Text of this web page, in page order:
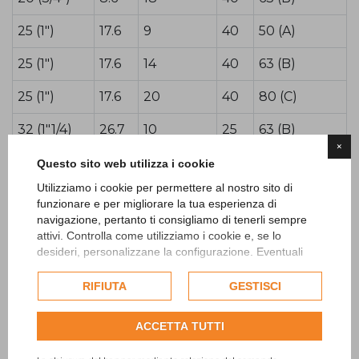
×
Questo sito web utilizza i cookie
Utilizziamo i cookie per permettere al nostro sito di
funzionare e per migliorare la tua esperienza di
navigazione, pertanto ti consigliamo di tenerli sempre
attivi. Controlla come utilizziamo i cookie e, se lo
desideri, personalizzane la configurazione. Eventuali
esclusivamente previa acquisizione del consenso
dell'utente.
Consulta l'informativa cookie completa.
RIFIUTA GESTISCI
ACCETTA TUTTI
25 (1") 17.6 9 40 50 (A)
25 (1") 17.6 14 40 63 (B)
25 (1") 17.6 20 40 80 (C)
32 (1"1/4) 26.7 10 25 63 (B)
32 (1"1/4) 26.7 16
40 (1"1/2) 47.2 11 25 80 (C)
40 (1"1/2) 47.2 20 25 100 (D)
55.1 25 100 (D)